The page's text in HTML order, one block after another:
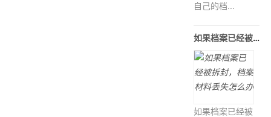
自己的档...
如果档案已经被拆封，档案材料丢失怎么办
如果档案已经被